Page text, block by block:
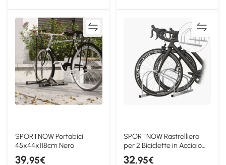
SPORTNOW Portabici
45x44x118cm Nero
39,95€
SPORTNOW Rastrelliera
per 2 Biciclette in Acciaio
Argento
32,95€